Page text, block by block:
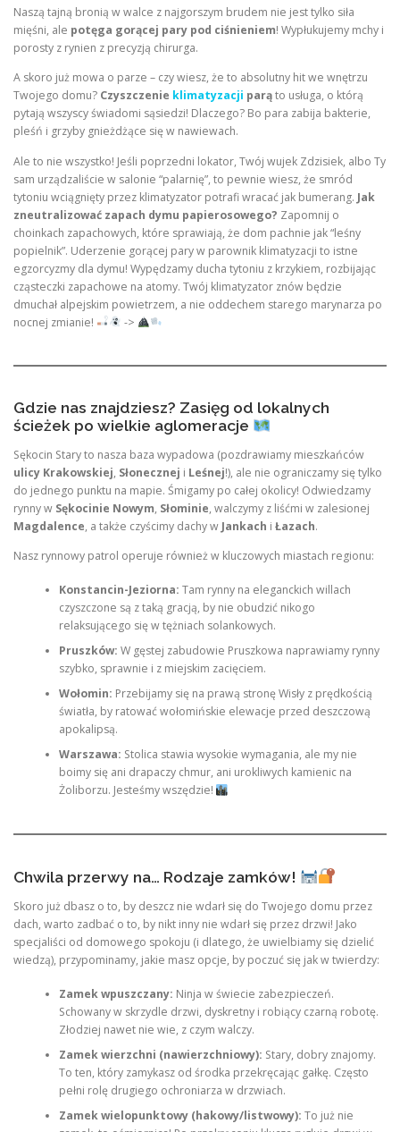
Naszą tajną bronią w walce z najgorszym brudem nie jest tylko siła
mięśni, ale potęga gorącej pary pod ciśnieniem! Wypłukujemy mchy i
porosty z rynien z precyzją chirurga.
A skoro już mowa o parze – czy wiesz, że to absolutny hit we wnętrzu
Twojego domu? Czyszczenie klimatyzacji parąto usługa, o którą
pytają wszyscy świadomi sąsiedzi! Dlaczego? Bo para zabija bakterie,
pleśń i grzyby gnieżdżące się w nawiewach.
Ale to nie wszystko! Jeśli poprzedni lokator, Twój wujek Zdzisiek, albo Ty
sam urządzaliście w salonie “palarnię”, to pewnie wiesz, że smród
tytoniu wciągnięty przez klimatyzator potrafi wracać jak bumerang. Jak
zneutralizować zapach dymu papierosowego? Zapomnij o
choinkach zapachowych, które sprawiają, że dom pachnie jak “leśny
popielnik”. Uderzenie gorącej pary w parownik klimatyzacji to istne
egzorcyzmy dla dymu! Wypędzamy ducha tytoniu z krzykiem, rozbijając
cząsteczki zapachowe na atomy. Twój klimatyzator znów będzie
dmuchał alpejskim powietrzem, a nie oddechem starego marynarza po
nocnej zmianie!
->
Gdzie nas znajdziesz? Zasięg od lokalnych
ścieżek po wielkie aglomeracje
Sękocin Stary to nasza baza wypadowa (pozdrawiamy mieszkańców
ulicy Krakowskiej, Słonecznej i Leśnej!), ale nie ograniczamy się tylko
do jednego punktu na mapie. Śmigamy po całej okolicy! Odwiedzamy
rynny w Sękocinie Nowym, Słominie, walczymy z liśćmi w zalesionej
Magdalence, a także czyścimy dachy w Jankach i Łazach.
Nasz rynnowy patrol operuje również w kluczowych miastach regionu:
Konstancin-Jeziorna: Tam rynny na eleganckich willach
czyszczone są z taką gracją, by nie obudzić nikogo
relaksującego się w tężniach solankowych.
Pruszków: W gęstej zabudowie Pruszkowa naprawiamy rynny
szybko, sprawnie i z miejskim zacięciem.
Wołomin: Przebijamy się na prawą stronę Wisły z prędkością
światła, by ratować wołomińskie elewacje przed deszczową
apokalipsą.
Warszawa: Stolica stawia wysokie wymagania, ale my nie
boimy się ani drapaczy chmur, ani urokliwych kamienic na
Żoliborzu. Jesteśmy wszędzie!
Chwila przerwy na… Rodzaje zamków!
Skoro już dbasz o to, by deszcz nie wdarł się do Twojego domu przez
dach, warto zadbać o to, by nikt inny nie wdarł się przez drzwi! Jako
specjaliści od domowego spokoju (i dlatego, że uwielbiamy się dzielić
wiedzą), przypominamy, jakie masz opcje, by poczuć się jak w twierdzy:
Zamek wpuszczany: Ninja w świecie zabezpieczeń.
Schowany w skrzydle drzwi, dyskretny i robiący czarną robotę.
Złodziej nawet nie wie, z czym walczy.
Zamek wierzchni (nawierzchniowy): Stary, dobry znajomy.
To ten, który zamykasz od środka przekręcając gałkę. Często
pełni rolę drugiego ochroniarza w drzwiach.
Zamek wielopunktowy (hakowy/listwowy): To już nie